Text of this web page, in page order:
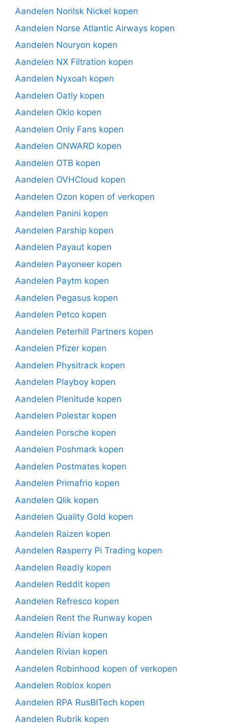
Aandelen Norilsk Nickel kopen
Aandelen Norse Atlantic Airways kopen
Aandelen Nouryon kopen
Aandelen NX Filtration kopen
Aandelen Nyxoah kopen
Aandelen Oatly kopen
Aandelen Oklo kopen
Aandelen Only Fans kopen
Aandelen ONWARD kopen
Aandelen OTB kopen
Aandelen OVHCloud kopen
Aandelen Ozon kopen of verkopen
Aandelen Panini kopen
Aandelen Parship kopen
Aandelen Payaut kopen
Aandelen Payoneer kopen
Aandelen Paytm kopen
Aandelen Pegasus kopen
Aandelen Petco kopen
Aandelen Peterhill Partners kopen
Aandelen Pfizer kopen
Aandelen Physitrack kopen
Aandelen Playboy kopen
Aandelen Plenitude kopen
Aandelen Polestar kopen
Aandelen Porsche kopen
Aandelen Poshmark kopen
Aandelen Postmates kopen
Aandelen Primafrio kopen
Aandelen Qlik kopen
Aandelen Quality Gold kopen
Aandelen Raizen kopen
Aandelen Rasperry Pi Trading kopen
Aandelen Readly kopen
Aandelen Reddit kopen
Aandelen Refresco kopen
Aandelen Rent the Runway kopen
Aandelen Rivian kopen
Aandelen Rivian kopen
Aandelen Robinhood kopen of verkopen
Aandelen Roblox kopen
Aandelen RPA RusBITech kopen
Aandelen Rubrik kopen